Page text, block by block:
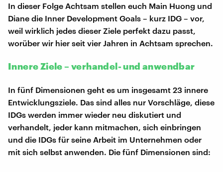
In dieser Folge Achtsam stellen euch Main Huong und
Diane die Inner Development Goals – kurz IDG – vor,
weil wirklich jedes dieser Ziele perfekt dazu passt,
worüber wir hier seit vier Jahren in Achtsam sprechen.
Innere Ziele – verhandel- und anwendbar
In fünf Dimensionen geht es um insgesamt 23 innere
Entwicklungsziele. Das sind alles nur Vorschläge, diese
IDGs werden immer wieder neu diskutiert und
verhandelt, jeder kann mitmachen, sich einbringen
und die IDGs für seine Arbeit im Unternehmen oder
mit sich selbst anwenden. Die fünf Dimensionen sind: